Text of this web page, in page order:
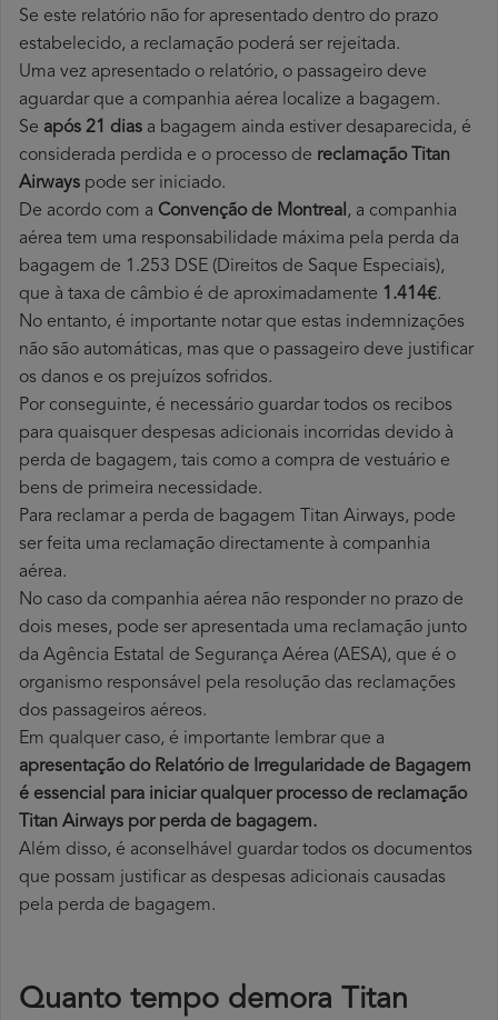
Se este relatório não for apresentado dentro do prazo
estabelecido, a reclamação poderá ser rejeitada.
Uma vez apresentado o relatório, o passageiro deve
aguardar que a companhia aérea localize a bagagem.
Se após 21 dias a bagagem ainda estiver desaparecida, é
considerada perdida e o processo de reclamação Titan
Airways pode ser iniciado.
De acordo com a Convenção de Montreal, a companhia
aérea tem uma responsabilidade máxima pela perda da
bagagem de 1.253 DSE (Direitos de Saque Especiais),
que à taxa de câmbio é de aproximadamente 1.414€.
No entanto, é importante notar que estas indemnizações
não são automáticas, mas que o passageiro deve justificar
os danos e os prejuízos sofridos.
Por conseguinte, é necessário guardar todos os recibos
para quaisquer despesas adicionais incorridas devido à
perda de bagagem, tais como a compra de vestuário e
bens de primeira necessidade.
Para reclamar a perda de bagagem Titan Airways, pode
ser feita uma reclamação directamente à companhia
aérea.
No caso da companhia aérea não responder no prazo de
dois meses, pode ser apresentada uma reclamação junto
da Agência Estatal de Segurança Aérea (AESA), que é o
organismo responsável pela resolução das reclamações
dos passageiros aéreos.
Em qualquer caso, é importante lembrar que a
apresentação do Relatório de Irregularidade de Bagagem
é essencial para iniciar qualquer processo de reclamação
Titan Airways por perda de bagagem.
Além disso, é aconselhável guardar todos os documentos
que possam justificar as despesas adicionais causadas
pela perda de bagagem.
Quanto tempo demora Titan